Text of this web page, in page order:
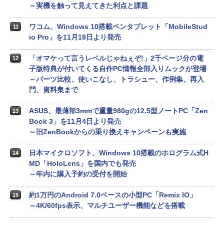
～実機を触って見えてきた利点と課題
11
ワコム、Windows 10搭載ペンタブレット「MobileStud
io Pro」を11月18日より発売
12
「オマケって言うレベルじゃねぇぞ!」2千ページ分の電
子版特典が付いてくる自作PC情報全部入りムックが登場
～パーツ比較、使いこなし、トラシュー、作例集、再入
門、資料集まで
13
ASUS、最薄部3mmで重量980gの12.5型ノートPC「Zen
Book 3」を11月4日より発売
～旧ZenBookからの乗り換えキャンペーンも実施
14
日本マイクロソフト、Windows 10搭載のホログラム式H
MD「HoloLens」を国内でも発売
～年内に購入予約の受付を開始
15
約1万円のAndroid 7.0ベースの小型PC「Remix IO」
～4K/60fps表示、マルチユーザー機能などを搭載